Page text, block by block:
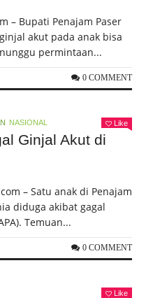
– Bupati Penajam Paser
akut pada anak bisa
permintaan...
0 COMMENT
NASIONAL Like
Ginjal Akut di
– Satu anak di Penajam
diduga akibat gagal
Temuan...
0 COMMENT
Like